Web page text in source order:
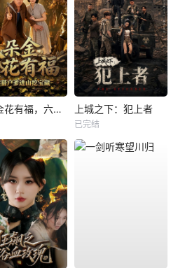
八朵金花有福，六零猎户爹进山挖宝藏 上城之下：犯上者
已完结